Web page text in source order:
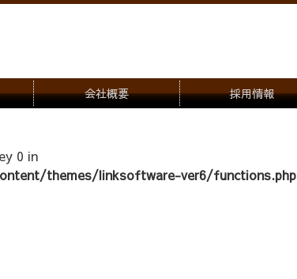
会社概要 採用情報
0 in
themes/linksoftware-ver6/functions.php